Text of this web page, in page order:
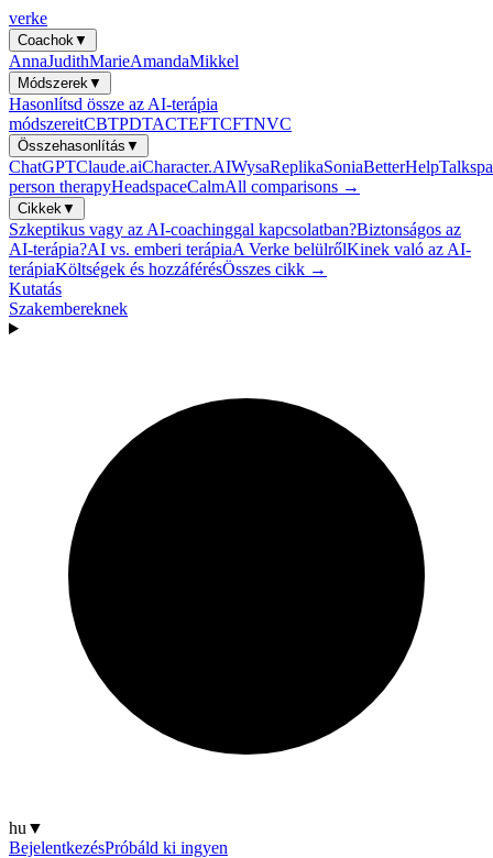
verke
Coachok▼
AnnaJudithMarieAmandaMikkel
Módszerek▼
Hasonlítsd össze az AI-terápia
módszereitCBTPDTACTEFTCFTNVC
Összehasonlítás ▼
ChatGPTClaude.aiCharacter.AIWysaReplikaSoniaBetterHelp
person therapyHeadspaceCalmAll comparisons →
Cikkek▼
Szkeptikus vagy az AI-coachinggal kapcsolatban?Biztonságos az
AI-terápia?AI vs. emberi terápiaA Verke belülrőlKinek való az AI-
terápiaKöltségek és hozzáférésÖsszes cikk →
Kutatás
Szakembereknek
hu ▼
BejelentkezésPróbáld ki ingyen